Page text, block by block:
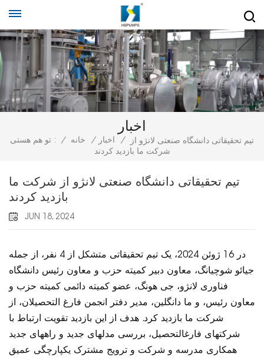
اخبار
تو هم هستی : / خانه / اخبار /
تیم تحقیقاتی دانشگاه صنعتی لانژو از
شرکت ما بازدید کردند
تیم تحقیقاتی دانشگاه صنعتی لانژو از شرکت ما
بازدید کردند
JUN 18, 2024
در 16 ژوئن 2024، یک تیم تحقیقاتی متشکل از 4 نفر، از جمله
جیائو شوچیانگ، معاون دبیر کمیته حزب و معاون رئیس دانشگاه
فناوری لانژو، جی هونگ، عضو کمیته دائمی کمیته حزب و
معاون رئیس، و ما دانگلین، مدیر دفتر انجمن فارغ التحصیلان، از
شرکت ما بازدید کرد. هدف از این بازدید تقویت ارتباط با
شرکتهای فارغالتحصیل، بررسی مدلهای جدید و راههای جدید
همکاری مدرسه و شرکت و ترویج مشترک یکپارچگی عمیق